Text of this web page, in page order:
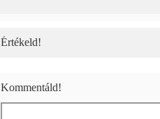
Értékeld!
Kommentáld!